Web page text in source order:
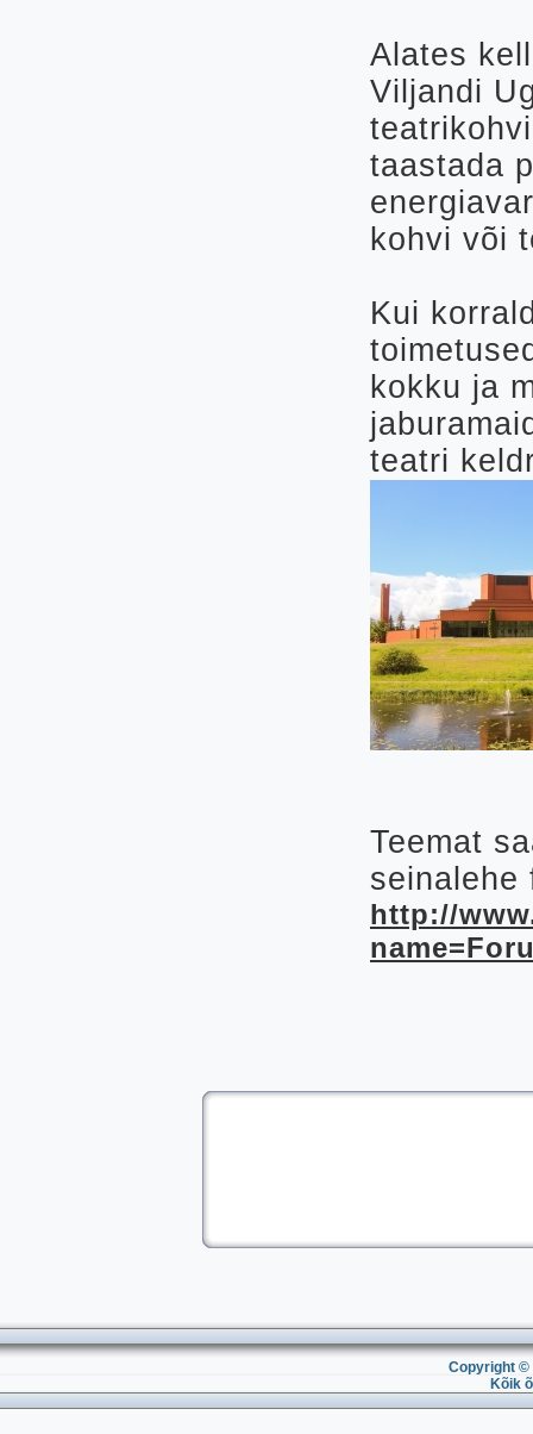
Alates
Viljandi
taastada
kohvi või
Kui
kokku ja
teatri
Teemat
seinalehe
http://
Copyright ©
Kõik